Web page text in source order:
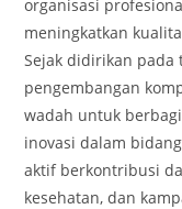
organisasi
meningkatkan
Sejak didirikan pada
pengembangan
wadah untuk
inovasi dalam
aktif berkontribusi
kesehatan, dan